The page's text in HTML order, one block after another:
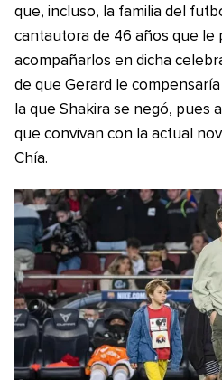
que, incluso, la familia del
cantautora de 46 años que le
acompañarlos en dicha
de que Gerard le
la que Shakira se negó, pues
que convivan con la actual
Chía.